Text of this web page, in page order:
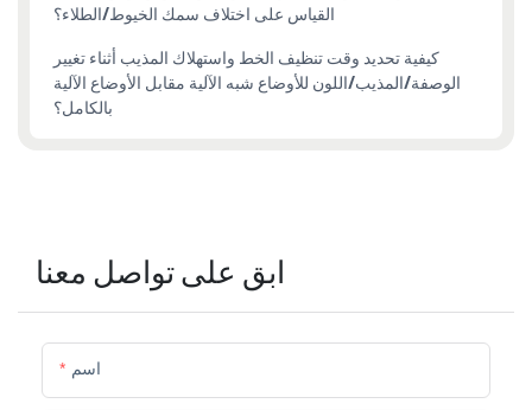
القياس على اختلاف سمك الخيوط/الطلاء؟
كيفية تحديد وقت تنظيف الخط واستهلاك المذيب أثناء تغيير
الوصفة/المذيب/اللون للأوضاع شبه الآلية مقابل الأوضاع الآلية
بالكامل؟
ابق على تواصل معنا
اسم